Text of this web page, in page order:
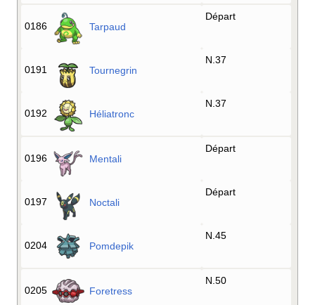
0186 Tarpaud
Départ
0191 Tournegrin
N.37
0192 Héliatronc
N.37
0196 Mentali
Départ
0197 Noctali
Départ
0204 Pomdepik
N.45
0205 Foretress
N.50